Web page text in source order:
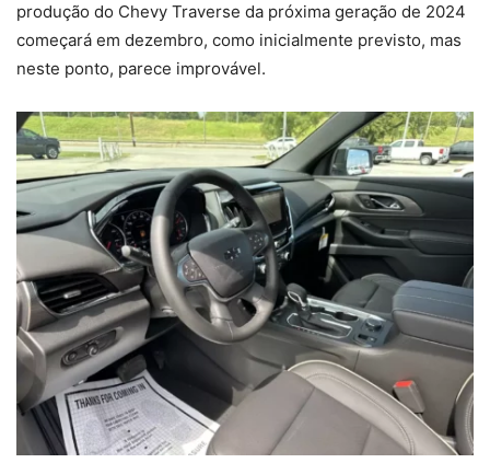
produção do Chevy Traverse da próxima geração de 2024
começará em dezembro, como inicialmente previsto, mas
neste ponto, parece improvável.